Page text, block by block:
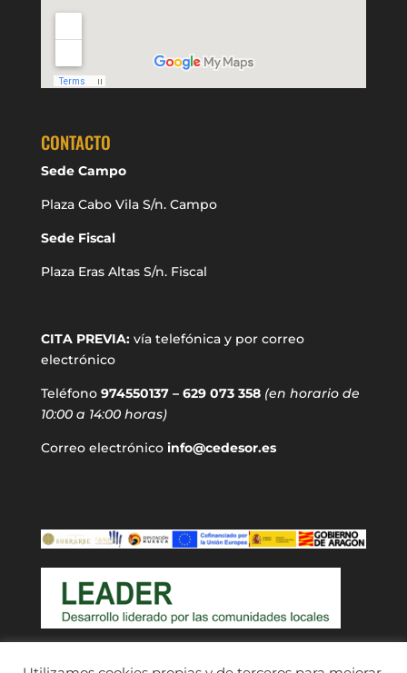
CONTACTO
Sede Campo
Plaza Cabo Vila S/n. Campo
Sede Fiscal
Plaza Eras Altas S/n. Fiscal
CITA PREVIA:vía telefónica y por correo
electrónico
Teléfono 974550137 – 629 073 358 (en horario de
10:00 a 14:00 horas)
Correo electrónico info@cedesor.es